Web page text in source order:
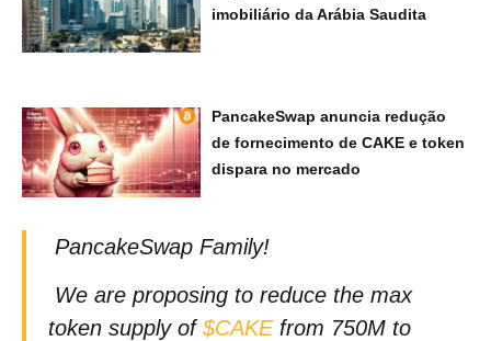
imobiliário da Arábia Saudita
PancakeSwap anuncia redução
de fornecimento de CAKE e token
dispara no mercado
PancakeSwap Family!
We are proposing to reduce the max
token supply of$CAKEfrom 750M to